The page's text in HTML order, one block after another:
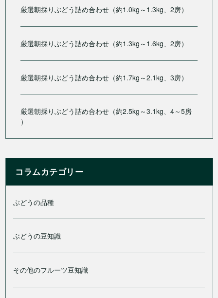
厳選朝採りぶどう詰め合わせ（約1.0kg～1.3kg、2房）
厳選朝採りぶどう詰め合わせ（約1.3kg～1.6kg、2房）
厳選朝採りぶどう詰め合わせ（約1.7kg～2.1kg、3房）
厳選朝採りぶどう詰め合わせ（約2.5kg～3.1kg、4～5房
）
コラムカテゴリー
ぶどうの品種
ぶどうの豆知識
その他のフルーツ豆知識